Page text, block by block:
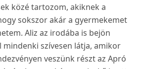
közé tartozom, akiknek a
sokszor akár a gyermekemet
Aliz az irodába is bejön
mindenki szívesen látja, amikor
veszünk részt az Apró